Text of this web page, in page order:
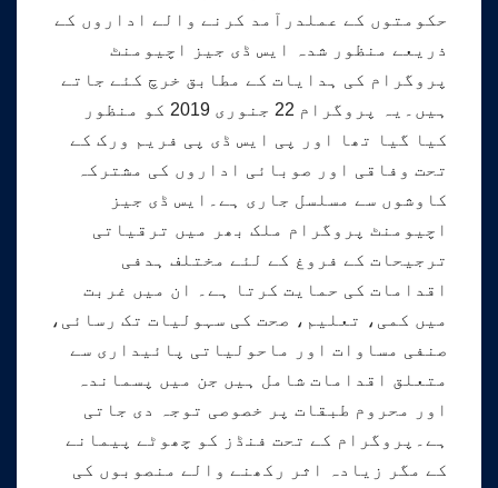
حکومتوں کے عملدرآمد کرنے والے اداروں کے
ذریعے منظور شدہ ایس ڈی جیز اچیومنٹ
پروگرام کی ہدایات کے مطابق خرچ کئے جاتے
ہیں۔یہ پروگرام 22 جنوری 2019 کو منظور
کیا گیا تھا اور پی ایس ڈی پی فریم ورک کے
تحت وفاقی اور صوبائی اداروں کی مشترکہ
کاوشوں سے مسلسل جاری ہے۔ایس ڈی جیز
اچیومنٹ پروگرام ملک بھر میں ترقیاتی
ترجیحات کے فروغ کے لئے مختلف ہدفی
اقدامات کی حمایت کرتا ہے۔ ان میں غربت
میں کمی، تعلیم، صحت کی سہولیات تک رسائی،
صنفی مساوات اور ماحولیاتی پائیداری سے
متعلق اقدامات شامل ہیں جن میں پسماندہ
اور محروم طبقات پر خصوصی توجہ دی جاتی
ہے۔پروگرام کے تحت فنڈز کو چھوٹے پیمانے
کے مگر زیادہ اثر رکھنے والے منصوبوں کی